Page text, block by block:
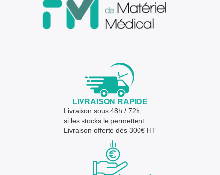
LIVRAISON RAPIDE
Livraison sous 48h / 72h,
si les stocks le permettent.
Livraison offerte dès 300€ HT